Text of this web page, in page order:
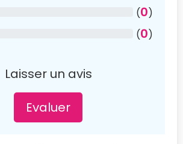
(0)
(0)
Laisser un avis
Evaluer